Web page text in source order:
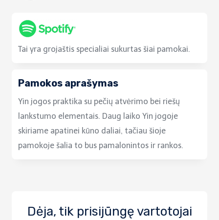
Dėja, tik prisijūngę vartotojai
Tai yra grojaštis specialiai sukurtas šiai pamokai.
Pamokos aprašymas
Yin jogos praktika su pečių atvėrimo bei riešų
lankstumo elementais. Daug laiko Yin jogoje
skiriame apatinei kūno daliai, tačiau šioje
pamokoje šalia to bus pamalonintos ir rankos.